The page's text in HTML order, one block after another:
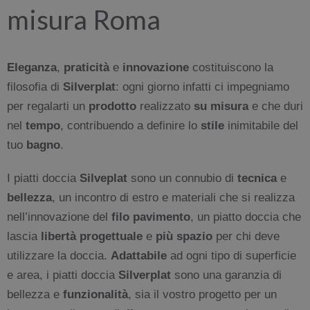
misura Roma
Eleganza, praticitàe innovazione costituiscono la
filosofia di Silverplat: ogni giorno infatti ci impegniamo
per regalarti un prodotto realizzato su misurae che duri
nel tempo, contribuendo a definire lo stile inimitabile del
tuo bagno.
I piatti doccia Silveplat sono un connubio di tecnicae
bellezza, un incontro di estro e materiali che si realizza
nell’innovazione del filo pavimento, un piatto doccia che
lascia libertà progettuale e più spazio per chi deve
utilizzare la doccia. Adattabile ad ogni tipo di superficie
e area, i piatti doccia Silverplat sono una garanzia di
bellezza e funzionalità, sia il vostro progetto per un